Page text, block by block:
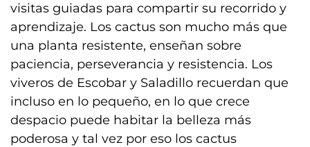
visitas guiadas para compartir su recorrido y
aprendizaje. Los cactus son mucho más que
una planta resistente, enseñan sobre
paciencia, perseverancia y resistencia. Los
viveros de Escobar y Saladillo recuerdan que
incluso en lo pequeño, en lo que crece
despacio puede habitar la belleza más
poderosa y tal vez por eso los cactus